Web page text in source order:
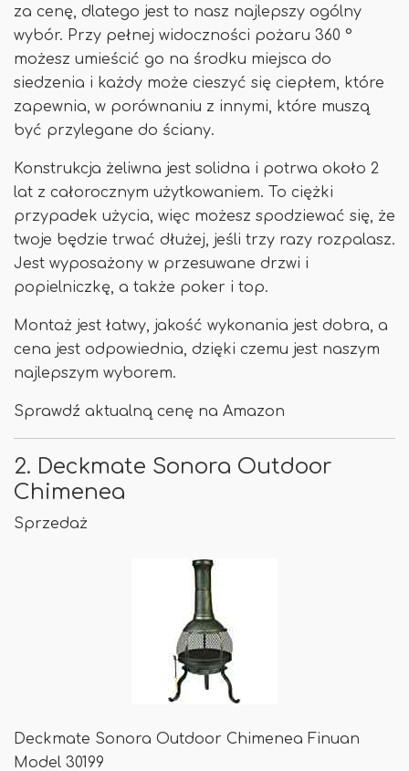
za cenę, dlatego jest to nasz najlepszy ogólny
wybór. Przy pełnej widoczności pożaru 360 °
możesz umieścić go na środku miejsca do
siedzenia i każdy może cieszyć się ciepłem, które
zapewnia, w porównaniu z innymi, które muszą
być przylegane do ściany.
Konstrukcja żeliwna jest solidna i potrwa około 2
lat z całorocznym użytkowaniem. To ciężki
przypadek użycia, więc możesz spodziewać się, że
twoje będzie trwać dłużej, jeśli trzy razy rozpalasz.
Jest wyposażony w przesuwane drzwi i
popielniczkę, a także poker i top.
Montaż jest łatwy, jakość wykonania jest dobra, a
cena jest odpowiednia, dzięki czemu jest naszym
najlepszym wyborem.
Sprawdź aktualną cenę na Amazon
2. Deckmate Sonora Outdoor
Chimenea
Sprzedaż
Deckmate Sonora Outdoor Chimenea Finuan
Model 30199